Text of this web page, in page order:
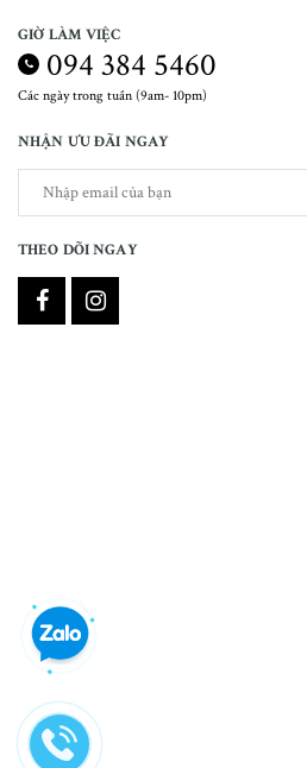
GIỜ LÀM VIỆC
094 384 5460
Các ngày trong tuần (9am- 10pm)
NHẬN ƯU ĐÃI NGAY
THEO DÕI NGAY